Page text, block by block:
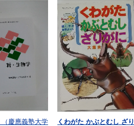
（慶應義塾大学
くわがた かぶとむし ざり